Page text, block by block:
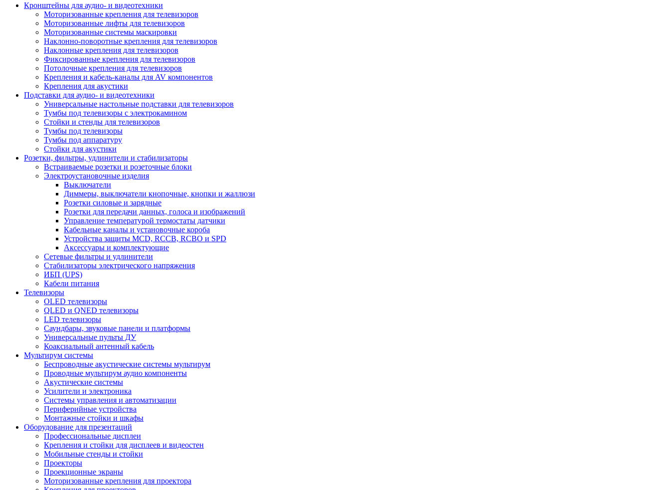
Кронштейны для аудио- и видеотехники
Моторизованные крепления для телевизоров
Моторизованные лифты для телевизоров
Моторизованные системы маскировки
Наклонно-поворотные крепления для телевизоров
Наклонные крепления для телевизоров
Фиксированные крепления для телевизоров
Потолочные крепления для телевизоров
Крепления и кабель-каналы для AV компонентов
Крепления для акустики
Подставки для аудио- и видеотехники
Универсальные настольные подставки для телевизоров
Тумбы под телевизоры с электрокамином
Стойки и стенды для телевизоров
Тумбы под телевизоры
Тумбы под аппаратуру
Стойки для акустики
Розетки, фильтры, удлинители и стабилизаторы
Встраиваемые розетки и розеточные блоки
Электроустановочные изделия
Выключатели
Диммеры, выключатели кнопочные, кнопки и жаллюзи
Розетки силовые и зарядные
Розетки для передачи данных, голоса и изображений
Управление температурой термостаты датчики
Кабельные каналы и установочные короба
Устройства защиты MCD, RCCB, RCBO и SPD
Аксессуары и комплектующие
Сетевые фильтры и удлинители
Стабилизаторы электрического напряжения
ИБП (UPS)
Кабели питания
Телевизоры
OLED телевизоры
QLED и QNED телевизоры
LED телевизоры
Саундбары, звуковые панели и платформы
Универсальные пульты ДУ
Коаксиальный антенный кабель
Мультирум системы
Беспроводные акустические системы мультирум
Проводные мультирум аудио компоненты
Акустические системы
Усилители и электроника
Системы управления и автоматизации
Периферийные устройства
Монтажные стойки и шкафы
Оборудование для презентаций
Профессиональные дисплеи
Крепления и стойки для дисплеев и видеостен
Мобильные стенды и стойки
Проекторы
Проекционные экраны
Моторизованные крепления для проектора